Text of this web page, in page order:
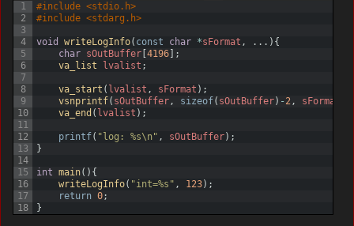
1
2
3
4
5
6
7
8
9
10
11
12
13
14
15
16
17
18
#include <stdio.h>
#include <stdarg.h>
void writeLogInfo( const char *sFormat , . . . ) {
char sOutBuffer [4196
;
va_list
lvalist ;
va_start ( lvalist , sFormat ) ;
vsnprintf( sOutBuffer, sizeof( sOutBuffer) - 2, sFormat
va_end ( lvalist ) ;
printf( "log: %s\n" , sOutBuffer) ;
}
int main( ) {
writeLogInfo( "int=%s" , 123) ;
return 0;
}